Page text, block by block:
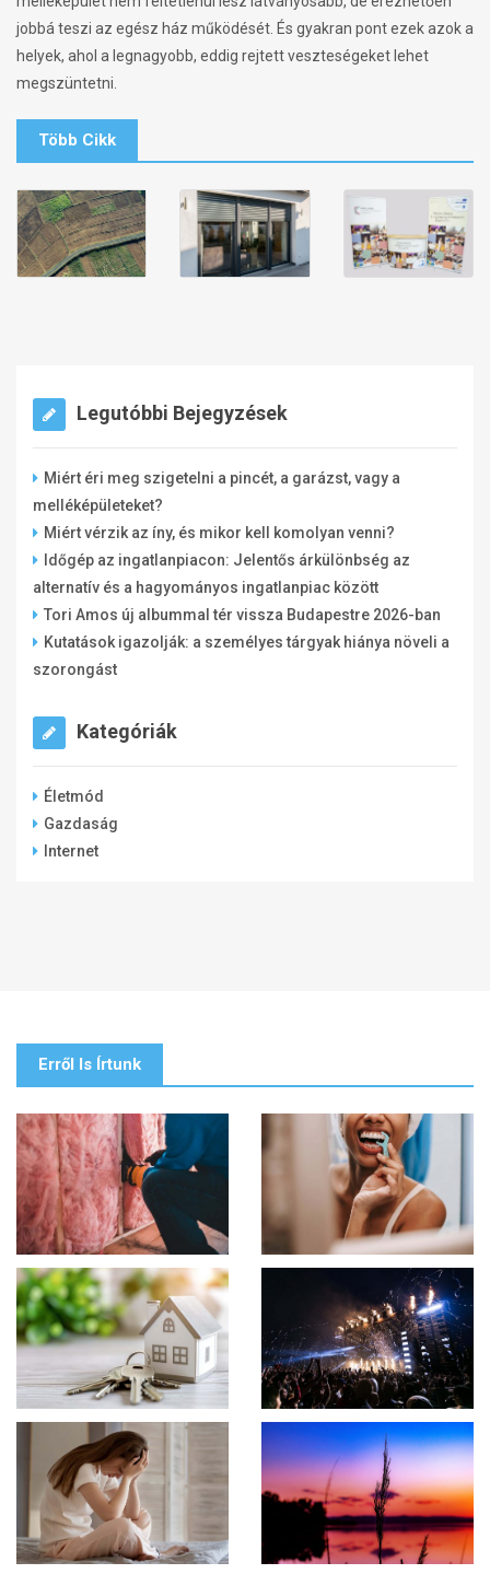
jobbá teszi az egész ház működését. És gyakran pont ezek azok a
helyek, ahol a legnagyobb, eddig rejtett veszteségeket lehet
megszüntetni.
Több Cikk
Legutóbbi Bejegyzések
Miért éri meg szigetelni a pincét, a garázst, vagy a
melléképületeket?
Miért vérzik az íny, és mikor kell komolyan venni?
Időgép az ingatlanpiacon: Jelentős árkülönbség az
alternatív és a hagyományos ingatlanpiac között
Tori Amos új albummal tér vissza Budapestre 2026-ban
Kutatások igazolják: a személyes tárgyak hiánya növeli a
szorongást
Kategóriák
Életmód
Gazdaság
Internet
Erről Is Írtunk